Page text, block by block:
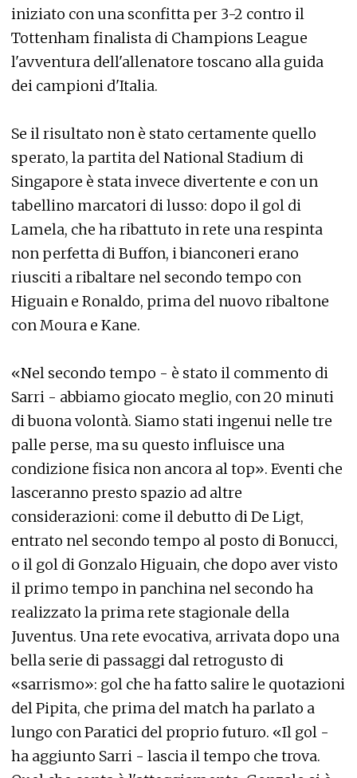
iniziato con una sconfitta per 3-2 contro il
Tottenham finalista di Champions League
l'avventura dell'allenatore toscano alla guida
dei campioni d'Italia.
Se il risultato non è stato certamente quello
sperato, la partita del National Stadium di
Singapore è stata invece divertente e con un
tabellino marcatori di lusso: dopo il gol di
Lamela, che ha ribattuto in rete una respinta
non perfetta di Buffon, i bianconeri erano
riusciti a ribaltare nel secondo tempo con
Higuain e Ronaldo, prima del nuovo ribaltone
con Moura e Kane.
«Nel secondo tempo - è stato il commento di
Sarri - abbiamo giocato meglio, con 20 minuti
di buona volontà. Siamo stati ingenui nelle tre
palle perse, ma su questo influisce una
condizione fisica non ancora al top». Eventi che
lasceranno presto spazio ad altre
considerazioni: come il debutto di De Ligt,
entrato nel secondo tempo al posto di Bonucci,
o il gol di Gonzalo Higuain, che dopo aver visto
il primo tempo in panchina nel secondo ha
realizzato la prima rete stagionale della
Juventus. Una rete evocativa, arrivata dopo una
bella serie di passaggi dal retrogusto di
«sarrismo»: gol che ha fatto salire le quotazioni
del Pipita, che prima del match ha parlato a
lungo con Paratici del proprio futuro. «Il gol -
ha aggiunto Sarri - lascia il tempo che trova.